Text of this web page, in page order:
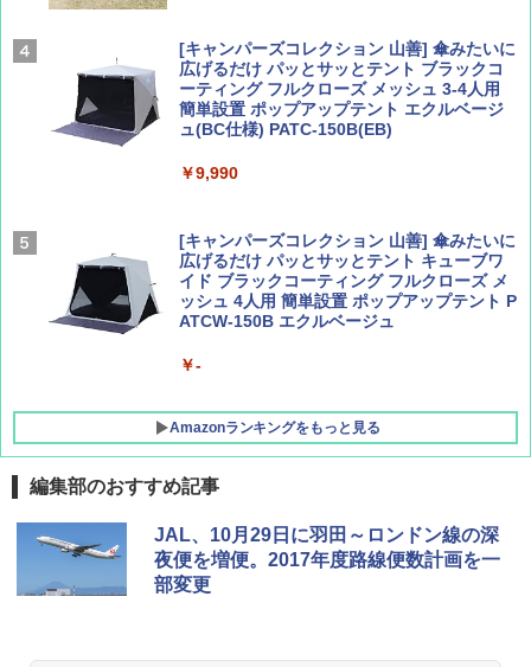
AIRLINE（エアライン）2026年9月号【特
集】ボーイング110周年を祝して！
￥1,760
￥2,277
新しい日本地理 地図・統計・移動から読み
解く (講談社現代新書)
￥1,540
[キャンパーズコレクション 山善] 傘みたいに
広げるだけ パッとサッとテント ブラックコ
ーティング フルクローズ メッシュ 3-4人用
簡単設置 ポップアップテント エクルベージ
ュ(BC仕様) PATC-150B(EB)
￥9,990
[キャンパーズコレクション 山善] 傘みたいに
広げるだけ パッとサッとテント キューブワ
イド ブラックコーティング フルクローズ メ
ッシュ 4人用 簡単設置 ポップアップテント P
ATCW-150B エクルベージュ
￥-
Amazonランキングをもっと見る
GRANDOOR ステンレス保冷剤 2個セット 2
026リニューアル 急速冷凍 空間倍増 衛生的
コンパクト 保冷力長持ち
編集部のおすすめ記事
JAL、10月29日に羽田～ロンドン線の深
夜便を増便。2017年度路線便数計画を一
部変更